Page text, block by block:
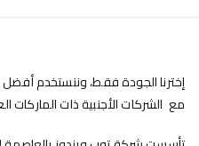
إخترنا الجودة فقط، وننستخدم
مع الشركات الأجنبية ذات الماركات